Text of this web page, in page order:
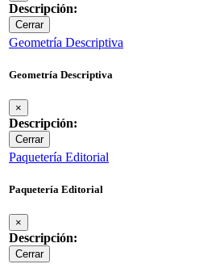
Descripción:
Cerrar
Geometría Descriptiva
Geometría Descriptiva
×
Descripción:
Cerrar
Paquetería Editorial
Paquetería Editorial
×
Descripción:
Cerrar